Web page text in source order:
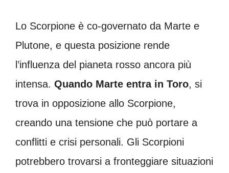
Lo Scorpione è co-governato da Marte e
Plutone, e questa posizione rende
l’influenza del pianeta rosso ancora più
intensa. Quando Marte entra in Toro, si
trova in opposizione allo Scorpione,
creando una tensione che può portare a
conflitti e crisi personali. Gli Scorpioni
potrebbero trovarsi a fronteggiare situazioni